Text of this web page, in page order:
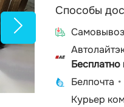
Способы
Бесплатно
Белпочта
Курьер